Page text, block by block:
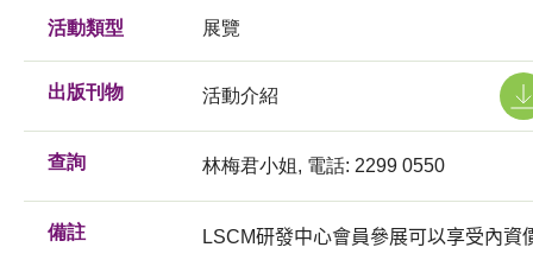
活動類型 展覽
出版刊物 活動介紹
查詢 林梅君小姐, 電話: 2299 0550
備註
LSCM研發中心會員參展可以享受內資